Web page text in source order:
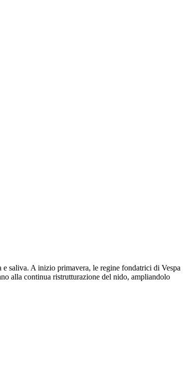
saliva. A inizio primavera, le regine fondatrici di Vespa
alla continua ristrutturazione del nido, ampliandolo